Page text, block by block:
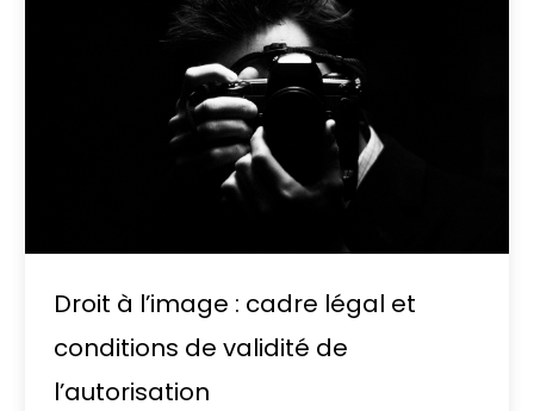
Droit à l’image : cadre légal et
conditions de validité de
l’autorisation